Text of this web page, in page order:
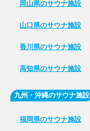
岡山県のサウナ施設
山口県のサウナ施設
香川県のサウナ施設
高知県のサウナ施設
九州・沖縄のサウナ施設
福岡県のサウナ施設